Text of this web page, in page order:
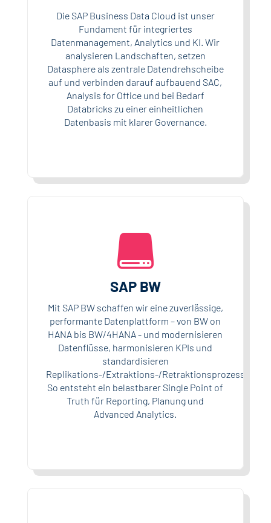
Die SAP Business Data Cloud ist unser
Fundament für integriertes
Datenmanagement, Analytics und KI. Wir
analysieren Landschaften, setzen
Datasphere als zentrale Datendrehscheibe
auf und verbinden darauf aufbauend SAC,
Analysis for Office und bei Bedarf
Databricks zu einer einheitlichen
Datenbasis mit klarer Governance.

SAP BW
Mit SAP BW schaffen wir eine zuverlässige,
performante Datenplattform – von BW on
HANA bis BW/4HANA - und modernisieren
Datenflüsse, harmonisieren KPIs und
standardisieren
Replikations-/Extraktions-/Retraktionsprozesse.
So entsteht ein belastbarer Single Point of
Truth für Reporting, Planung und
Advanced Analytics.